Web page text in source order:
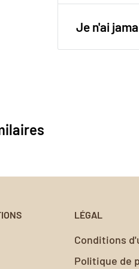
Utilisez
Pour une
papier peint
surfaces et
valeur nos
Je n'ai
Votre
Nous vous
LÉGAL
Conditions
Politique de